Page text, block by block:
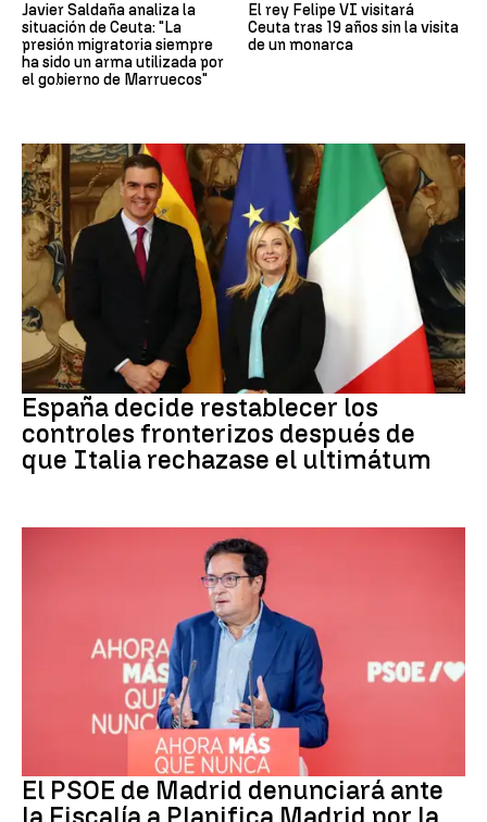
Javier Saldaña analiza la
situación de Ceuta: "La
presión migratoria siempre
ha sido un arma utilizada por
el gobierno de Marruecos"
El rey Felipe VI visitará
Ceuta tras 19 años sin la visita
de un monarca
CRISIS MIGRATORIA
España decide restablecer los
controles fronterizos después de
que Italia rechazase el ultimátum
El PSOE de Madrid denunciará ante